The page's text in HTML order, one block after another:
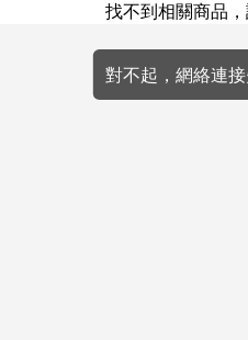
找不到相關商品，
對不起，網絡連